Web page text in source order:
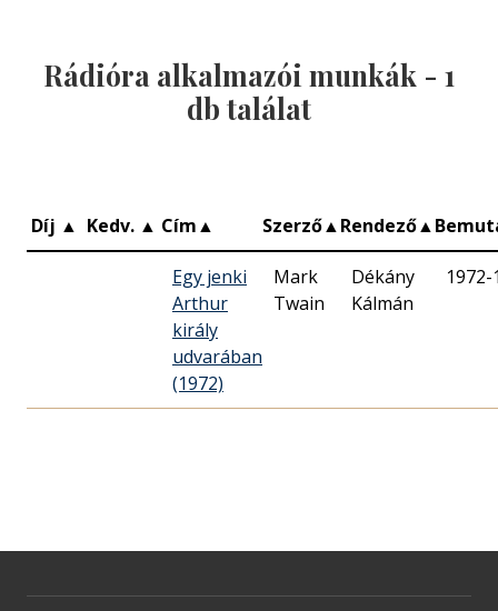
Rádióra alkalmazói munkák - 1
db találat
Díj ▲ Kedv. ▲ Cím▲ Szerző▲Rendező▲
Egy jenki
Arthur
király
udvarában
(1972)
Mark
Twain
Dékány
Kálmán